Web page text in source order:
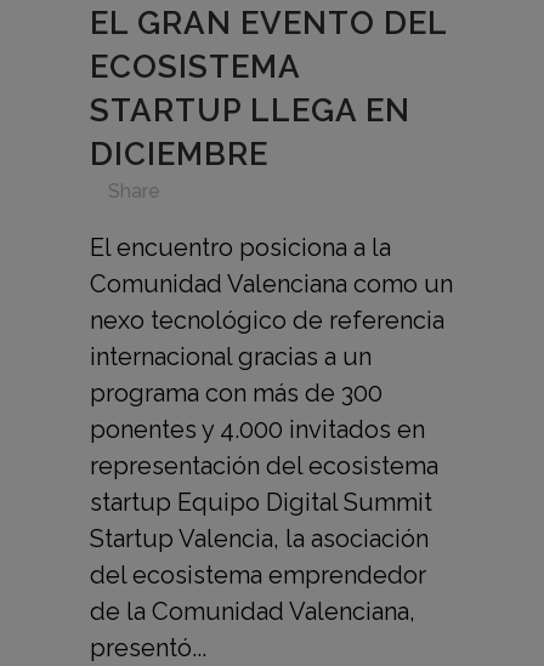
EL GRAN EVENTO DEL
ECOSISTEMA
STARTUP LLEGA EN
DICIEMBRE
Share
El encuentro posiciona a la
Comunidad Valenciana como un
nexo tecnológico de referencia
internacional gracias a un
programa con más de 300
ponentes y 4.000 invitados en
representación del ecosistema
startup Equipo Digital Summit
Startup Valencia, la asociación
del ecosistema emprendedor
de la Comunidad Valenciana,
presentó...